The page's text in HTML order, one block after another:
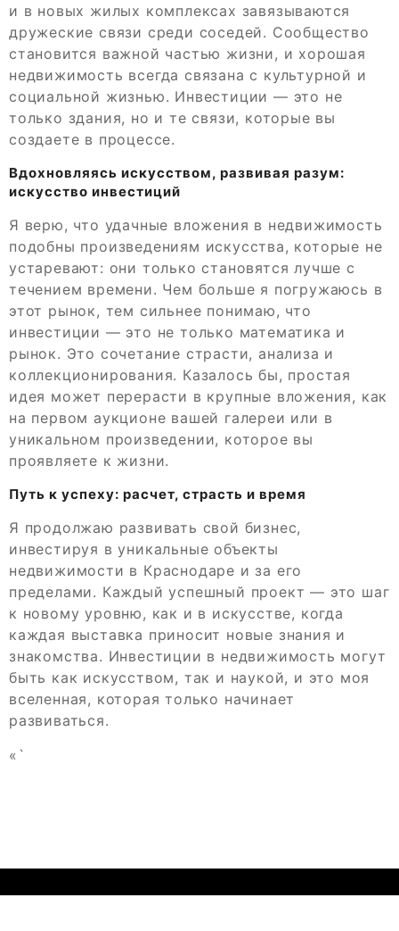
и в новых жилых комплексах завязываются
дружеские связи среди соседей. Сообщество
становится важной частью жизни, и хорошая
недвижимость всегда связана с культурной и
социальной жизнью. Инвестиции — это не
только здания, но и те связи, которые вы
создаете в процессе.
Вдохновляясь искусством, развивая разум:
искусство инвестиций
Я верю, что удачные вложения в недвижимость
подобны произведениям искусства, которые не
устаревают: они только становятся лучше с
течением времени. Чем больше я погружаюсь в
этот рынок, тем сильнее понимаю, что
инвестиции — это не только математика и
рынок. Это сочетание страсти, анализа и
коллекционирования. Казалось бы, простая
идея может перерасти в крупные вложения, как
на первом аукционе вашей галереи или в
уникальном произведении, которое вы
проявляете к жизни.
Путь к успеху: расчет, страсть и время
Я продолжаю развивать свой бизнес,
инвестируя в уникальные объекты
недвижимости в Краснодаре и за его
пределами. Каждый успешный проект — это шаг
к новому уровню, как и в искусстве, когда
каждая выставка приносит новые знания и
знакомства. Инвестиции в недвижимость могут
быть как искусством, так и наукой, и это моя
вселенная, которая только начинает
развиваться.
«`